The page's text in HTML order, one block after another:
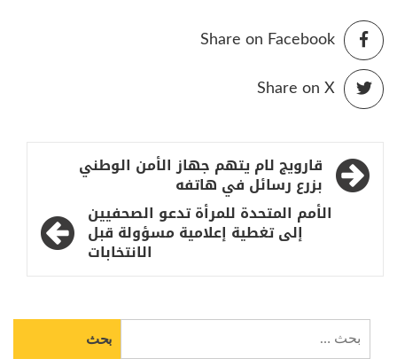
Share on Facebook
Share on X
تصفّح
المقالات
قارويج لام يتهم جهاز الأمن الوطني
بزرع رسائل في هاتفه
الأمم المتحدة للمرأة تدعو الصحفيين
إلى تغطية إعلامية مسؤولة قبل
الانتخابات
عن: